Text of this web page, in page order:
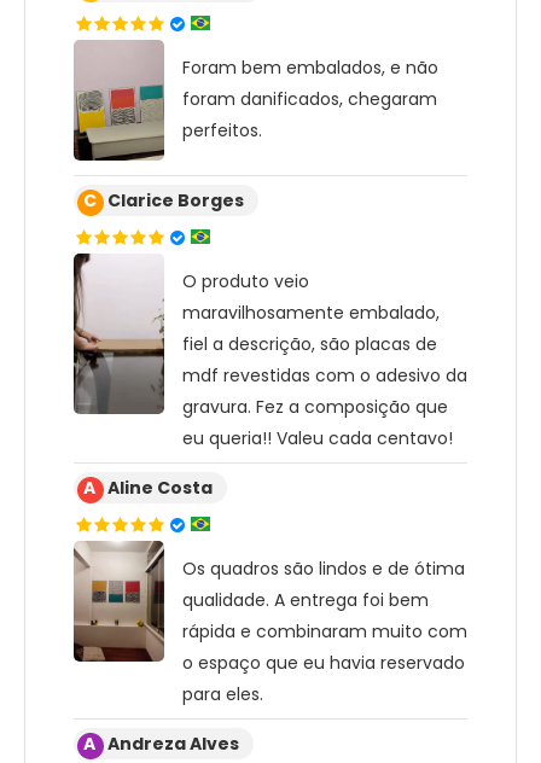
Foram bem embalados, e não
foram danificados, chegaram
perfeitos.
C Clarice Borges
O produto veio
maravilhosamente embalado,
fiel a descrição, são placas de
mdf revestidas com o adesivo da
gravura. Fez a composição que
eu queria!! Valeu cada centavo!
A Aline Costa
Os quadros são lindos e de ótima
qualidade. A entrega foi bem
rápida e combinaram muito com
o espaço que eu havia reservado
para eles.
A Andreza Alves